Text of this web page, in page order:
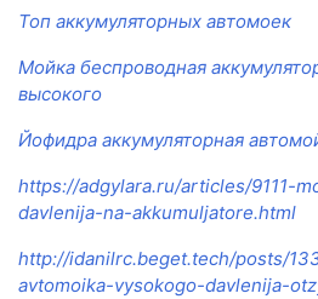
Топ аккумуляторных автомоек
Мойка беспроводная
высокого
Йофидра аккумуляторная
https://adgylara.ru/articles/9111-
davlenija-na-akkumuljatore.html
http://idanilrc.beget.tech/posts/
avtomoika-vysokogo-davlenija-